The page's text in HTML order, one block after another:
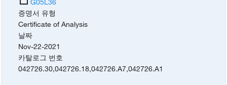
증명서 유형
Certificate of Analysis
날짜
Nov-22-2021
카탈로그 번호
042726.30,042726.18,042726.A7,042726.A1